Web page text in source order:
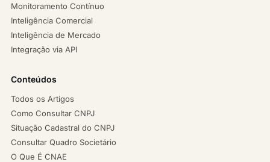
Monitoramento Contínuo
Inteligência Comercial
Inteligência de Mercado
Integração via API
Conteúdos
Todos os Artigos
Como Consultar CNPJ
Situação Cadastral do CNPJ
Consultar Quadro Societário
O Que É CNAE